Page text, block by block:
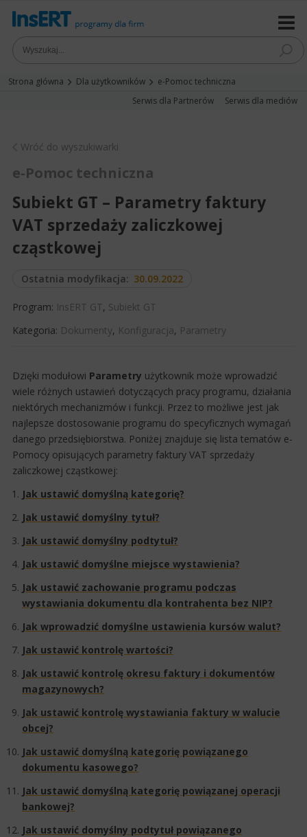
Strona główna Dla użytkowników
e-Pomoc techniczna
Serwis dla Partnerów
Serwis dla mediów
Wróć do wyszukiwarki
e-Pomoc techniczna
Subiekt GT – Parametry faktury
VAT sprzedaży zaliczkowej
cząstkowej
Ostatnia modyfikacja: 30.09.2022
Program: InsERT GT, Subiekt GT
Kategoria: Dokumenty, Konfiguracja, Parametry
​Dzięki modułowi Parametry użytkownik może wprowadzić
wiele różnych ustawień dotyczących pracy programu, działania
niektórych mechanizmów i funkcji. Przez to możliwe jest jak
najlepsze dostosowanie programu do specyficznych wymagań
danego przedsiębiorstwa. Poniżej znajduje się lista tematów e-
Pomocy opisujących parametry faktury VAT sprzedaży
zaliczkowej cząstkowej:
Jak ustawić domyślną kategorię?​
Jak ustawić domyślny tytuł?
Jak ustawić domyślny podtytuł?
Jak ustawić domyślne miejsce wystawienia?​​
Jak ustawić zachowanie programu podczas
wystawiania dokumentu dla kontrahenta bez NIP?​
Jak wprowadzić domyślne ustawienia kursów walut?
Jak ustawić kontrolę wartości?
Jak ustawić kontrolę okresu faktury i dokumentów
magazynowych?
Jak ustawić kontrolę wystawiania faktury w walucie
obcej?​
Jak ustawić domyślną kategorię powiązanego
dokumentu kasowego?
Jak ustawić domyślną kategorię powiązanej operacji
bankowej?
Jak ustawić domyślny podtytuł powiązanego